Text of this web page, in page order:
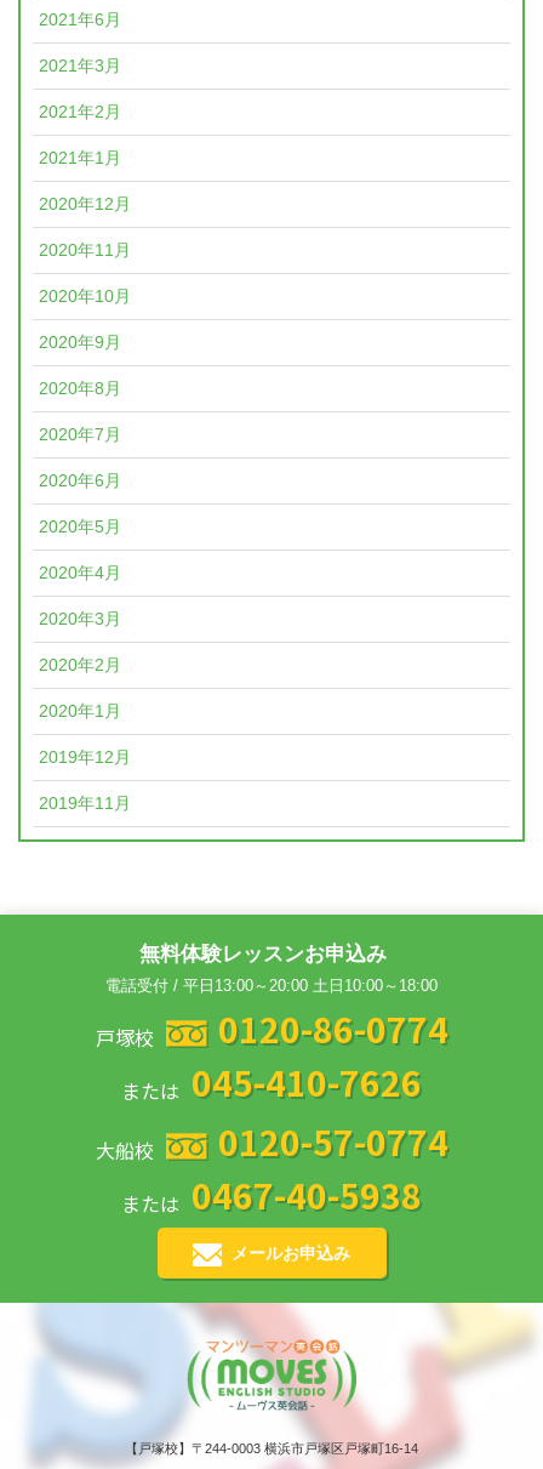
2021年6月
2021年3月
2021年2月
2021年1月
2020年12月
2020年11月
2020年10月
2020年9月
2020年8月
2020年7月
2020年6月
2020年5月
2020年4月
2020年3月
2020年2月
2020年1月
2019年12月
2019年11月
無料体験レッスンお申込み
電話受付 / 平日13:00～20:00 土日10:00～18:00
戸塚校 0120-86-0774
または 045-410-7626
大船校 0120-57-0774
または 0467-40-5938
メールお申込み
【戸塚校】〒244-0003 横浜市戸塚区戸塚町16-14